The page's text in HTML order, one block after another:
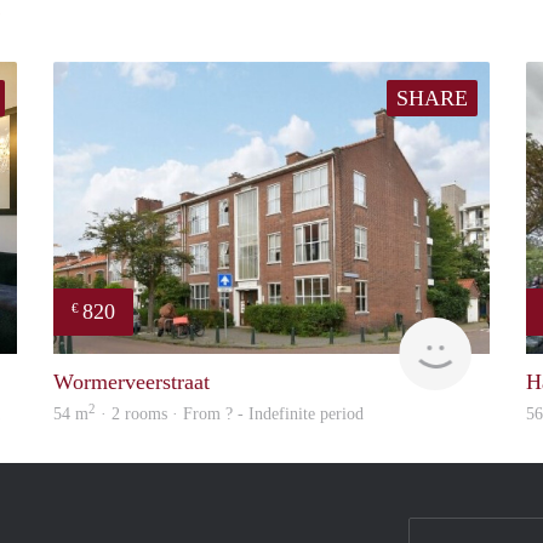
SHARE
€ 820
finder
Wormerveerstraat
54 m2 · 2 rooms · From ? - Indefinite period